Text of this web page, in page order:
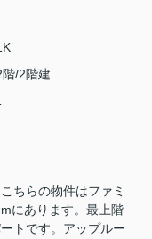
階/2階建
ちらの物件はファミ
にあります。最上階
トです。アップルー